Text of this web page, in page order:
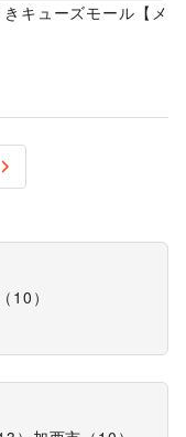
キューズモール【メ
（ 10 ）